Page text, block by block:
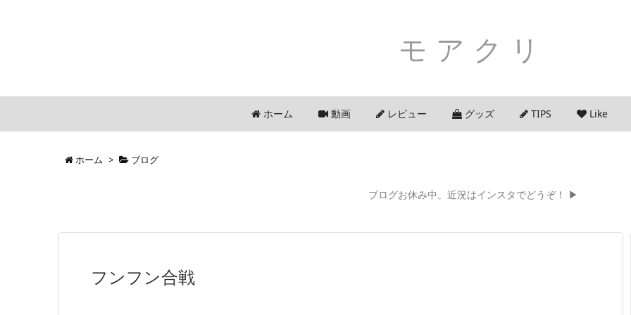
モアクリ
ホーム 動画 レビュー グッズ TIPS Like
ホーム > ブログ
ブログお休み中。近況はインスタでどうぞ！ ▶
フンフン合戦